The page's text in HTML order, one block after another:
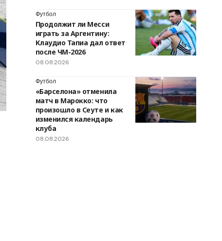
Футбол
Продолжит ли Месси
играть за Аргентину:
Клаудио Тапиа дал ответ
после ЧМ-2026
08.08.2026
Футбол
«Барселона» отменила
матч в Марокко: что
произошло в Сеуте и как
изменился календарь
клуба
08.08.2026